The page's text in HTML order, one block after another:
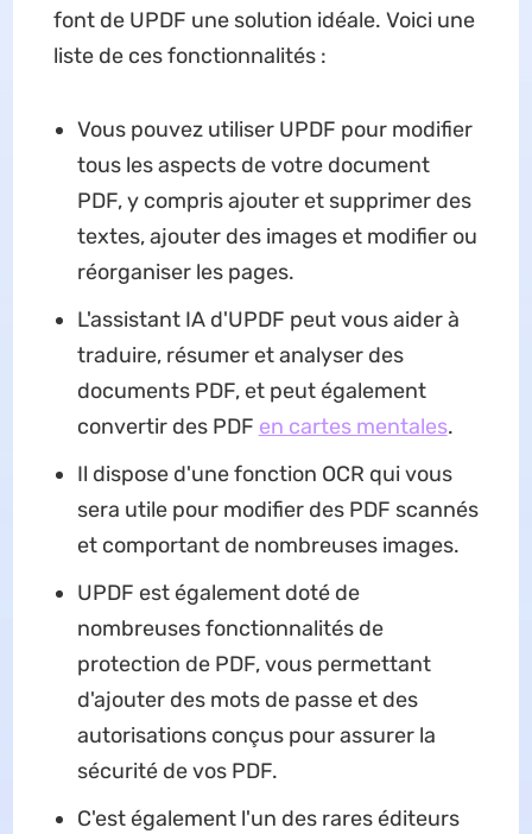
font de UPDF une solution idéale. Voici une
liste de ces fonctionnalités :
Vous pouvez utiliser UPDF pour modifier
tous les aspects de votre document
PDF, y compris ajouter et supprimer des
textes, ajouter des images et modifier ou
réorganiser les pages.
L'assistant IA d'UPDF peut vous aider à
traduire, résumer et analyser des
documents PDF, et peut également
convertir des PDF en cartes mentales.
Il dispose d'une fonction OCR qui vous
sera utile pour modifier des PDF scannés
et comportant de nombreuses images.
UPDF est également doté de
nombreuses fonctionnalités de
protection de PDF, vous permettant
d'ajouter des mots de passe et des
autorisations conçus pour assurer la
sécurité de vos PDF.
C'est également l'un des rares éditeurs